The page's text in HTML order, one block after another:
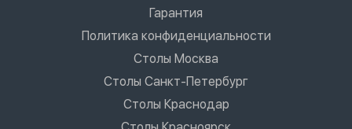
Гарантия
Политика конфиденциальности
Столы Москва
Столы Санкт-Петербург
Столы Краснодар